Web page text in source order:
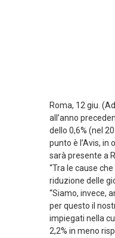
Roma, 12 giu.
all’anno
dello 0,6% (nel
punto è l’Avis, in
sarà presente a
“Tra le cause
riduzione delle
“Siamo, invece,
per questo il
impiegati nella
2,2% in meno